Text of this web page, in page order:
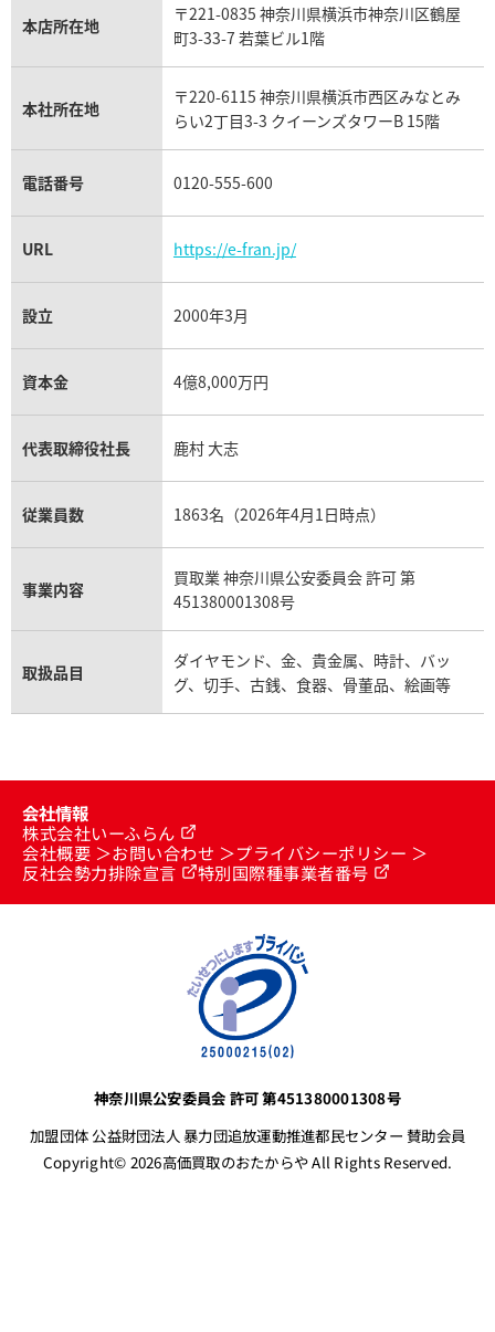
カルティエ買取
フランク ミュラー買取
リシャール・ミル買取
パネライ買取
チューダー（チュードル）買取
本店所在地
〒221-0835 神奈川県横浜市神奈川区鶴屋
町3-33-7 若葉ビル1階
本社所在地
〒220-6115 神奈川県横浜市西区みなとみ
らい2丁目3-3 クイーンズタワーB 15階
電話番号 0120-555-600
URL https://e-fran.jp/
設立 2000年3月
資本金 4億8,000万円
代表取締役社長 鹿村 大志
従業員数 1863名（2026年4月1日時点）
事業内容
買取業 神奈川県公安委員会 許可 第
451380001308号
取扱品目
ダイヤモンド、金、貴金属、時計、バッ
グ、切手、古銭、食器、骨董品、絵画等
会社情報
株式会社いーふらん
会社概要
お問い合わせ
プライバシーポリシー
反社会勢力排除宣言
特別国際種事業者番号
神奈川県公安委員会 許可 第451380001308号
加盟団体 公益財団法人 暴力団追放運動推進都民センター 賛助会員
Copyright© 2026高価買取のおたからや All Rights Reserved.